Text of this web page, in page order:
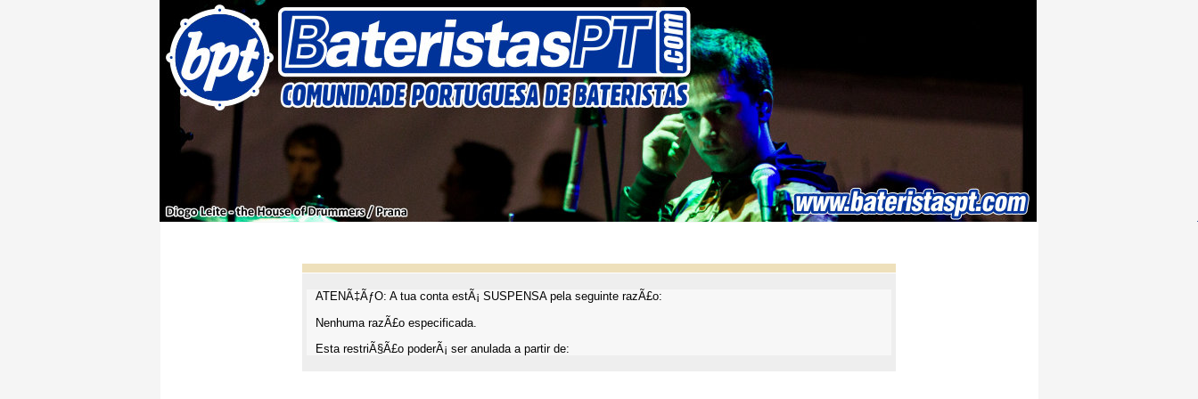
ATENÃ‡ÃƒO: A tua conta estÃ¡ SUSPENSA pela seguinte razÃ£o:
Nenhuma razÃ£o especificada.
Esta restriÃ§Ã£o poderÃ¡ ser anulada a partir de: